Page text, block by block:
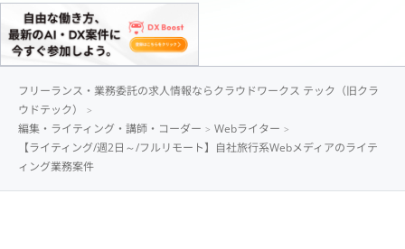
フリーランス・業務委託の求人情報ならクラウドワークス テック（旧クラ
ウドテック）
編集・ライティング・講師・コーダー
Webライター
【ライティング/週2日～/フルリモート】自社旅行系Webメディアのライテ
ィング業務案件